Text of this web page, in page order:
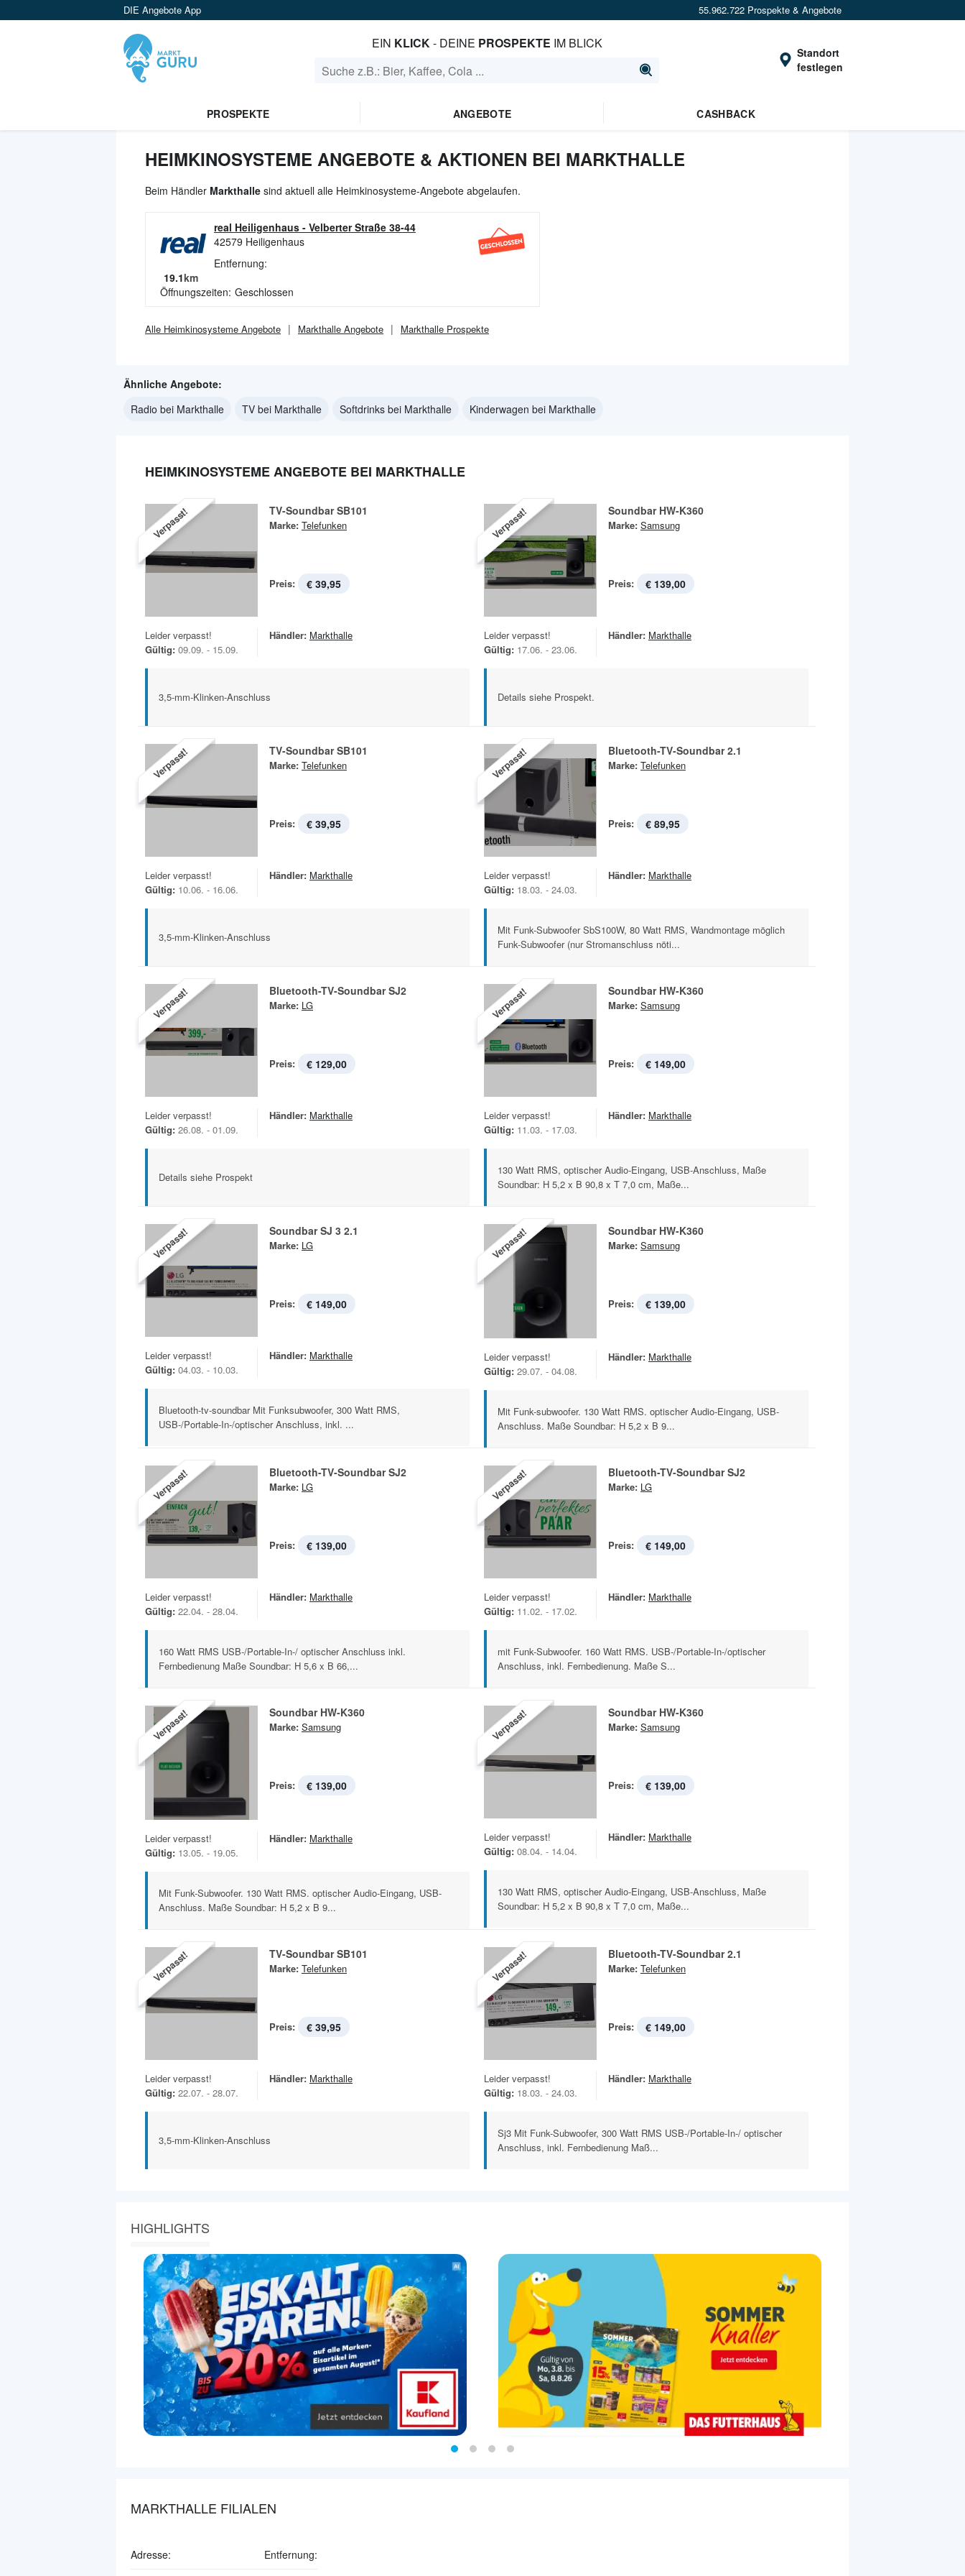
DIE Angebote App 55.962.722 Prospekte & Angebote
EIN KLICK- DEINE PROSPEKTE IM BLICK
Standort
festlegen
PROSPEKTE ANGEBOTE CASHBACK
HEIMKINOSYSTEME ANGEBOTE & AKTIONEN BEI MARKTHALLE
Beim Händler Markthalle sind aktuell alle Heimkinosysteme-Angebote abgelaufen.
real Heiligenhaus - Velberter Straße 38-44
42579 Heiligenhaus
Entfernung:
19.1km
Öffnungszeiten: Geschlossen
Alle Heimkinosysteme Angebote Markthalle Angebote Markthalle Prospekte
Ähnliche Angebote:
Radio bei Markthalle
TV bei Markthalle Softdrinks bei Markthalle Kinderwagen bei Markthalle
HEIMKINOSYSTEME ANGEBOTE BEI MARKTHALLE
Verpasst! TV-Soundbar SB101
Marke: Telefunken
Preis: € 39,95
Leider verpasst!
Gültig: 09.09. - 15.09.
Händler: Markthalle
3,5-mm-Klinken-Anschluss
Verpasst! Soundbar HW-K360
Marke: Samsung
Preis: € 139,00
Leider verpasst!
Gültig: 17.06. - 23.06.
Händler: Markthalle
Details siehe Prospekt.
Verpasst! TV-Soundbar SB101
Marke: Telefunken
Preis: € 39,95
Leider verpasst!
Gültig: 10.06. - 16.06.
Händler: Markthalle
3,5-mm-Klinken-Anschluss
Verpasst! Bluetooth-TV-Soundbar 2.1
Marke: Telefunken
Preis: € 89,95
Leider verpasst!
Gültig: 18.03. - 24.03.
Händler: Markthalle
Mit Funk-Subwoofer SbS100W, 80 Watt RMS, Wandmontage möglich
Funk-Subwoofer (nur Stromanschluss nöti...
Verpasst! Bluetooth-TV-Soundbar SJ2
Marke: LG
Preis: € 129,00
Leider verpasst!
Gültig: 26.08. - 01.09.
Händler: Markthalle
Details siehe Prospekt
Verpasst! Soundbar HW-K360
Marke: Samsung
Preis: € 149,00
Leider verpasst!
Gültig: 11.03. - 17.03.
Händler: Markthalle
130 Watt RMS, optischer Audio-Eingang, USB-Anschluss, Maße
Soundbar: H 5,2 x B 90,8 x T 7,0 cm, Maße...
Verpasst! Soundbar SJ 3 2.1
Marke: LG
Preis: € 149,00
Leider verpasst!
Gültig: 04.03. - 10.03.
Händler: Markthalle
Bluetooth-tv-soundbar Mit Funksubwoofer, 300 Watt RMS,
USB-/Portable-In-/optischer Anschluss, inkl. ...
Verpasst! Soundbar HW-K360
Marke: Samsung
Preis: € 139,00
Leider verpasst!
Gültig: 29.07. - 04.08.
Händler: Markthalle
Mit Funk-subwoofer. 130 Watt RMS. optischer Audio-Eingang, USB-
Anschluss. Maße Soundbar: H 5,2 x B 9...
Verpasst! Bluetooth-TV-Soundbar SJ2
Marke: LG
Preis: € 139,00
Leider verpasst!
Gültig: 22.04. - 28.04.
Händler: Markthalle
160 Watt RMS USB-/Portable-In-/ optischer Anschluss inkl.
Fernbedienung Maße Soundbar: H 5,6 x B 66,...
Verpasst! Bluetooth-TV-Soundbar SJ2
Marke: LG
Preis: € 149,00
Leider verpasst!
Gültig: 11.02. - 17.02.
Händler: Markthalle
mit Funk-Subwoofer. 160 Watt RMS. USB-/Portable-In-/optischer
Anschluss, inkl. Fernbedienung. Maße S...
Verpasst! Soundbar HW-K360
Marke: Samsung
Preis: € 139,00
Leider verpasst!
Gültig: 13.05. - 19.05.
Händler: Markthalle
Mit Funk-Subwoofer. 130 Watt RMS. optischer Audio-Eingang, USB-
Anschluss. Maße Soundbar: H 5,2 x B 9...
Verpasst! Soundbar HW-K360
Marke: Samsung
Preis: € 139,00
Leider verpasst!
Gültig: 08.04. - 14.04.
Händler: Markthalle
130 Watt RMS, optischer Audio-Eingang, USB-Anschluss, Maße
Soundbar: H 5,2 x B 90,8 x T 7,0 cm, Maße...
Verpasst! TV-Soundbar SB101
Marke: Telefunken
Preis: € 39,95
Leider verpasst!
Gültig: 22.07. - 28.07.
Händler: Markthalle
3,5-mm-Klinken-Anschluss
Verpasst! Bluetooth-TV-Soundbar 2.1
Marke: Telefunken
Preis: € 149,00
Leider verpasst!
Gültig: 18.03. - 24.03.
Händler: Markthalle
Sj3 Mit Funk-Subwoofer, 300 Watt RMS USB-/Portable-In-/ optischer
Anschluss, inkl. Fernbedienung Maß...
HIGHLIGHTS
MARKTHALLE FILIALEN
Adresse: Entfernung: